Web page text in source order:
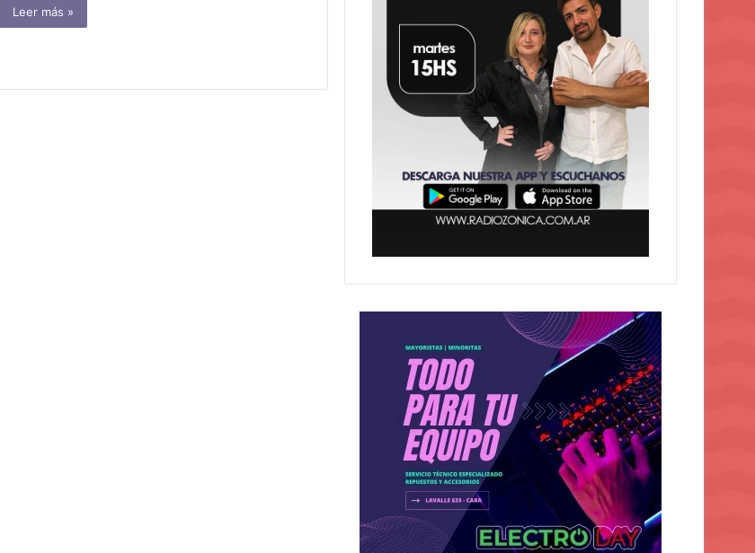
Leer más »